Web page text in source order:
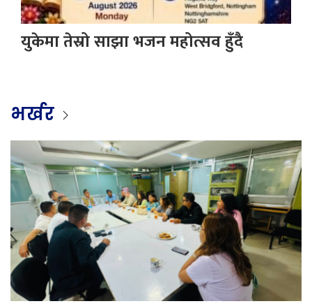
युकेमा तेस्रो साझा भजन महोत्सव हुँदै
भर्खर